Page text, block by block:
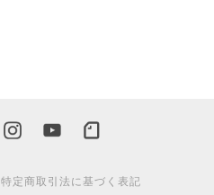
特定商取引法に基づく表記